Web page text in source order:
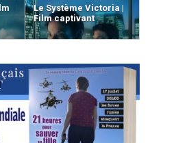
Le Système Victoria |
Film captivant